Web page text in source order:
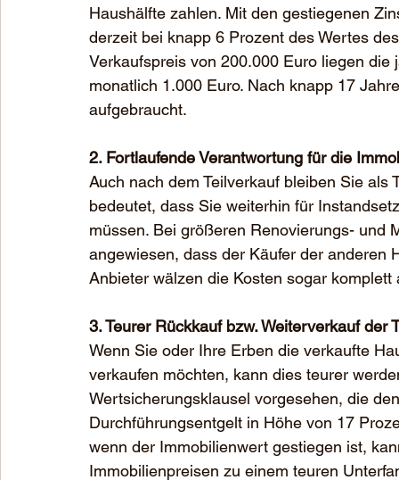
Haushälfte zahlen. Mit den gestiegenen
derzeit bei knapp 6 Prozent des Wertes
Verkaufspreis von 200.000 Euro liegen
monatlich 1.000 Euro. Nach knapp 17
aufgebraucht.
2. Fortlaufende Verantwortung für die
Auch nach dem Teilverkauf bleiben Sie
bedeutet, dass Sie weiterhin für
müssen. Bei größeren Renovierungs- und
angewiesen, dass der Käufer der anderen
Anbieter wälzen die Kosten sogar
3. Teurer Rückkauf bzw. Weiterverkauf der
Wenn Sie oder Ihre Erben die verkaufte
verkaufen möchten, kann dies teurer
Wertsicherungsklausel vorgesehen, die
Durchführungsentgelt in Höhe von 17
wenn der Immobilienwert gestiegen ist,
Immobilienpreisen zu einem teuren